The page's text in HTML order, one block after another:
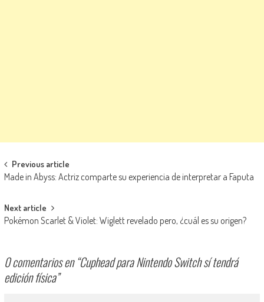
Navegación de entradas
Previous article
Made in Abyss: Actriz comparte su experiencia de interpretar a Faputa
Next article
Pokémon Scarlet & Violet: Wiglett revelado pero, ¿cuál es su origen?
0 comentarios en “Cuphead para Nintendo Switch sí tendrá
edición física”